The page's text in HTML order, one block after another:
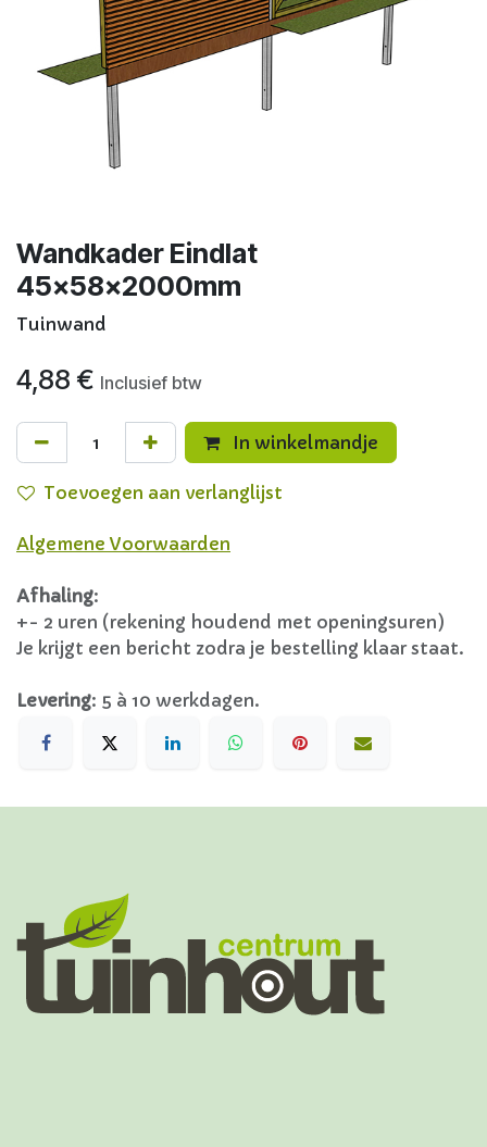
Wandkader Eindlat
45x58x2000mm
Tuinwand
4,88 € Inclusief btw
In winkelmandje
Toevoegen aan verlanglijst
Algemene Voorwaarden
Afhaling:
+- 2 uren (rekening houdend met openingsuren)
Je krijgt een bericht zodra je bestelling klaar staat.
Levering: 5 à 10 werkdagen.